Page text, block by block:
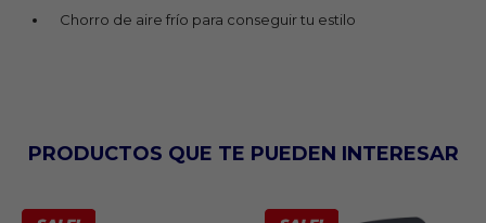
Chorro de aire frío para conseguir tu estilo
PRODUCTOS QUE TE PUEDEN INTERESAR